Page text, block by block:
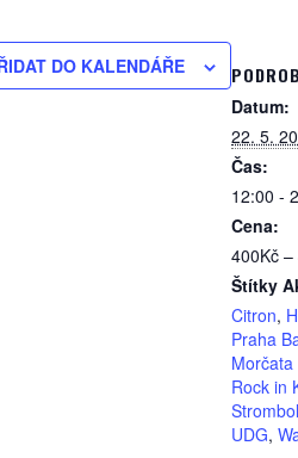
DO KALENDÁŘE
Datum:
22. 5.
Čas:
12:00 -
Cena:
400Kč
Štítky
Citron,
Praha
Rock in
UDG,